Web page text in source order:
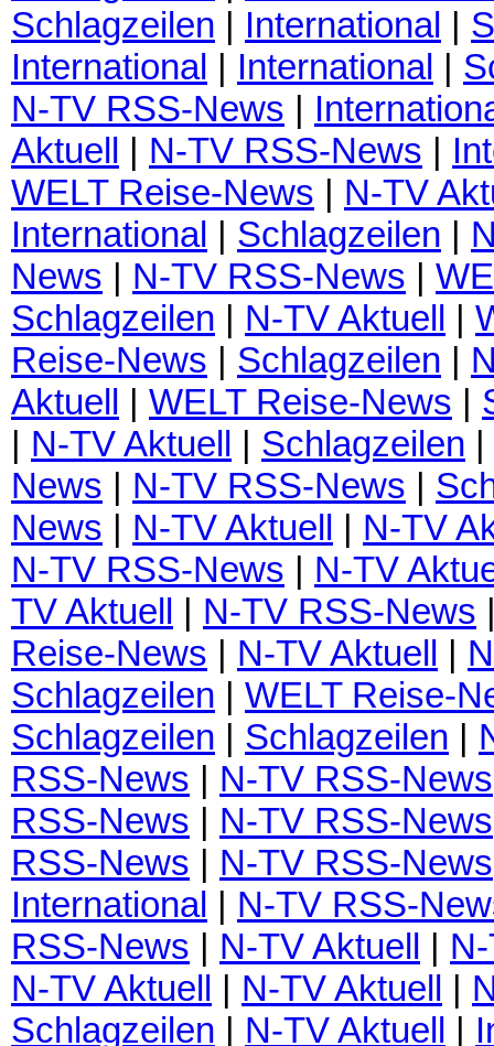
Schlagzeilen | International |
International | International |
N-TV RSS-News |
Aktuell | N-TV RSS-News |
WELT Reise-News | N-TV
International | Schlagzeilen |
News | N-TV RSS-News |
Schlagzeilen | N-TV Aktuell |
Reise-News | Schlagzeilen |
Aktuell | WELT Reise-News |
| N-TV Aktuell | Schlagzeilen |
News | N-TV RSS-News |
News | N-TV Aktuell | N-TV
N-TV RSS-News | N-TV
TV Aktuell | N-TV RSS-News
Reise-News | N-TV Aktuell |
Schlagzeilen | WELT Reise-
Schlagzeilen | Schlagzeilen |
RSS-News | N-TV RSS-News
RSS-News | N-TV RSS-News
RSS-News | N-TV RSS-News
International | N-TV RSS-
RSS-News | N-TV Aktuell |
N-TV Aktuell | N-TV Aktuell |
Schlagzeilen | N-TV Aktuell |